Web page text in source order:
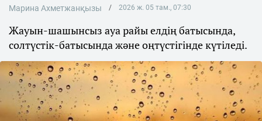
Марина Ахметжанқызы 2026 ж. 05 там., 07:30
Жауын-шашынсыз ауа райы елдің батысында,
солтүстік-батысында және оңтүстігінде күтіледі.